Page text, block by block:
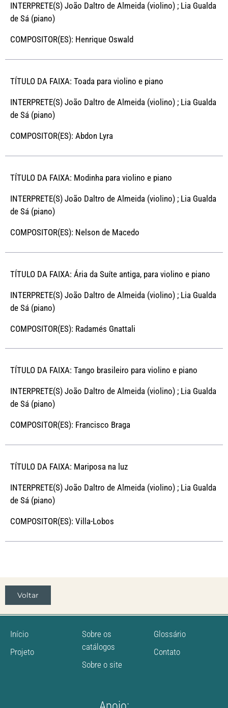
INTERPRETE(S) João Daltro de Almeida (violino) ; Lia Gualda
de Sá (piano)
COMPOSITOR(ES): Henrique Oswald
TÍTULO DA FAIXA: Toada para violino e piano
INTERPRETE(S) João Daltro de Almeida (violino) ; Lia Gualda
de Sá (piano)
COMPOSITOR(ES): Abdon Lyra
TÍTULO DA FAIXA: Modinha para violino e piano
INTERPRETE(S) João Daltro de Almeida (violino) ; Lia Gualda
de Sá (piano)
COMPOSITOR(ES): Nelson de Macedo
TÍTULO DA FAIXA: Ária da Suíte antiga, para violino e piano
INTERPRETE(S) João Daltro de Almeida (violino) ; Lia Gualda
de Sá (piano)
COMPOSITOR(ES): Radamés Gnattali
TÍTULO DA FAIXA: Tango brasileiro para violino e piano
INTERPRETE(S) João Daltro de Almeida (violino) ; Lia Gualda
de Sá (piano)
COMPOSITOR(ES): Francisco Braga
TÍTULO DA FAIXA: Mariposa na luz
INTERPRETE(S) João Daltro de Almeida (violino) ; Lia Gualda
de Sá (piano)
COMPOSITOR(ES): Villa-Lobos
Voltar
Início
Projeto
Sobre os
catálogos
Sobre o site
Glossário
Contato